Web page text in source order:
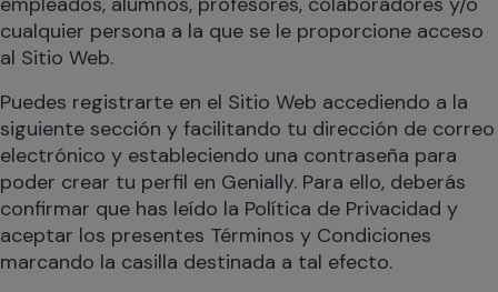
cualquier persona a la que se le proporcione acceso
al Sitio Web.
Puedes registrarte en el Sitio Web accediendo a la
siguiente sección y facilitando tu dirección de correo
electrónico y estableciendo una contraseña para
poder crear tu perfil en Genially. Para ello, deberás
confirmar que has leído la Política de Privacidad y
aceptar los presentes Términos y Condiciones
marcando la casilla destinada a tal efecto.